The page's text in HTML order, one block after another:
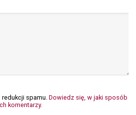
spamu. Dowiedz się, w jaki sposób
komentarzy.